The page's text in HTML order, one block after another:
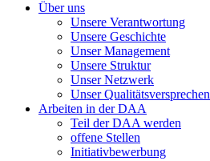
Über uns
Unsere Verantwortung
Unsere Geschichte
Unser Management
Unsere Struktur
Unser Netzwerk
Unser Qualitätsversprechen
Arbeiten in der DAA
Teil der DAA werden
offene Stellen
Initiativbewerbung